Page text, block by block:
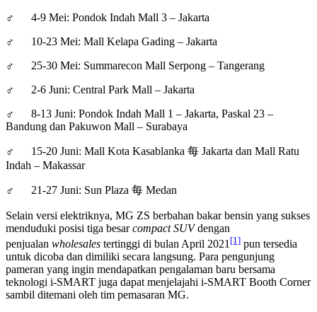
♂ 4-9 Mei: Pondok Indah Mall 3 – Jakarta
♂ 10-23 Mei: Mall Kelapa Gading – Jakarta
♂ 25-30 Mei: Summarecon Mall Serpong – Tangerang
♂ 2-6 Juni: Central Park Mall – Jakarta
♂ 8-13 Juni: Pondok Indah Mall 1 – Jakarta, Paskal 23 –
Bandung dan Pakuwon Mall – Surabaya
♂ 15-20 Juni: Mall Kota Kasablanka 每 Jakarta dan Mall Ratu
Indah – Makassar
♂ 21-27 Juni: Sun Plaza 每 Medan
Selain versi elektriknya, MG ZS berbahan bakar bensin yang sukses
menduduki posisi tiga besarcompact SUVdengan
penjualan wholesales tertinggi di bulan April 2021 [1] pun tersedia
untuk dicoba dan dimiliki secara langsung. Para pengunjung
pameran yang ingin mendapatkan pengalaman baru bersama
teknologi i-SMART juga dapat menjelajahi i-SMART Booth Corner
sambil ditemani oleh tim pemasaran MG.